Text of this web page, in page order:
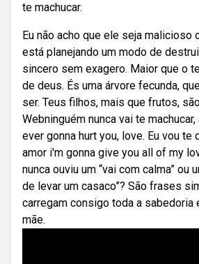
te machucar.
Eu não acho que ele seja malicioso
está planejando um modo de
sincero sem exagero. Maior que o
de deus. És uma árvore fecunda,
ser. Teus filhos, mais que frutos,
Webninguém nunca vai te
ever gonna hurt you, love. Eu vou te
amor i'm gonna give you all of my
nunca ouviu um “vai com calma” ou
de levar um casaco”? São frases
carregam consigo toda a sabedoria
mãe.